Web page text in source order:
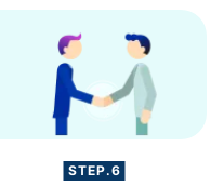
STEP.6